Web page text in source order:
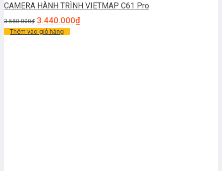
CAMERA HÀNH TRÌNH VIETMAP C61 Pro
3.580.000₫ 3.440.000₫
Thêm vào giỏ hàng